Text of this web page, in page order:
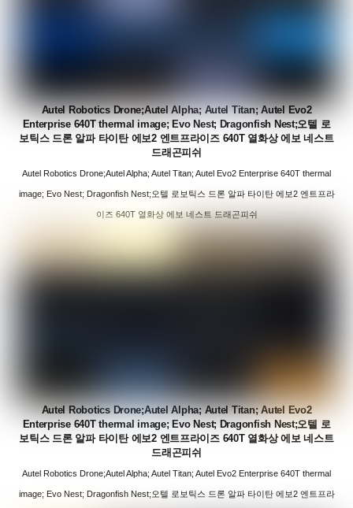
Autel Robotics Drone;Autel Alpha; Autel Titan; Autel Evo2
Enterprise 640T thermal image; Evo Nest; Dragonfish Nest;오텔 로
보틱스 드론 알파 타이탄 에보2 엔트프라이즈 640T 열화상 에보 네스트
드래곤피쉬
Autel Robotics Drone;Autel Alpha; Autel Titan; Autel Evo2 Enterprise 640T thermal
image; Evo Nest; Dragonfish Nest;오텔 로보틱스 드론 알파 타이탄 에보2 엔트프라
이즈 640T 열화상 에보 네스트 드래곤피쉬
Autel Robotics Drone;Autel Alpha; Autel Titan; Autel Evo2
Enterprise 640T thermal image; Evo Nest; Dragonfish Nest;오텔 로
보틱스 드론 알파 타이탄 에보2 엔트프라이즈 640T 열화상 에보 네스트
드래곤피쉬
Autel Robotics Drone;Autel Alpha; Autel Titan; Autel Evo2 Enterprise 640T thermal
image; Evo Nest; Dragonfish Nest;오텔 로보틱스 드론 알파 타이탄 에보2 엔트프라